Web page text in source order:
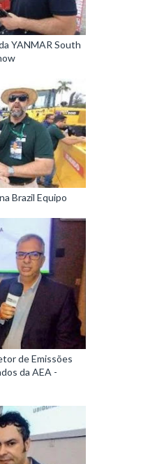
YANMAR South
Brazil Equipo
de Emissões
da AEA -